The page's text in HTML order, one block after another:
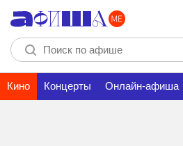
Кино Концерты Онлайн-афиша